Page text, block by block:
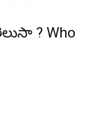
? Who